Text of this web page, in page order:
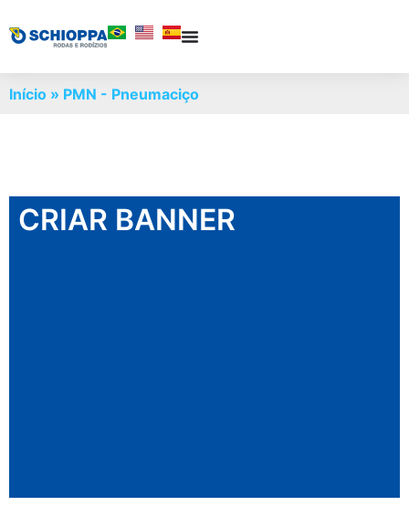
Início » PMN - Pneumaciço
CRIAR BANNER